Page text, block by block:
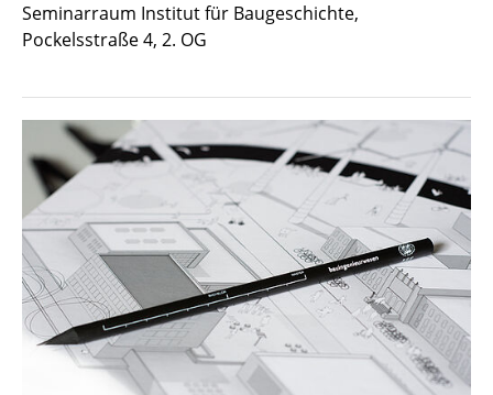
Seminarraum Institut für Baugeschichte,
Pockelsstraße 4, 2. OG